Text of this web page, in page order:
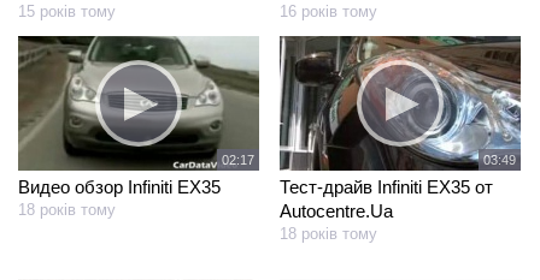
15 років тому 16 років тому
02:17
Видео обзор Infiniti EX35
18 років тому
03:49
Тест-драйв Infiniti EX35 от
Autocentre.Ua
18 років тому